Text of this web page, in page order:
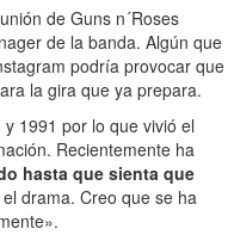
de Guns n´Roses
de la banda. Algún que
podría provocar que
la gira que ya prepara.
1991 por lo que vivió el
Recientemente ha
hasta que sienta que
drama. Creo que se ha